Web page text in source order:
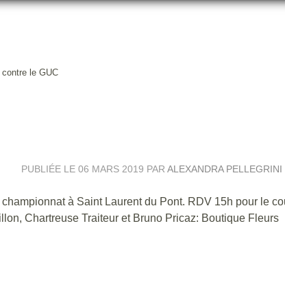
contre le GUC
PUBLIÉE LE 06 MARS 2019 PAR ALEXANDRA PELLEGRINI
à Saint Laurent du Pont. RDV 15h pour le
Chartreuse Traiteur et Bruno Pricaz: Boutique Fleurs